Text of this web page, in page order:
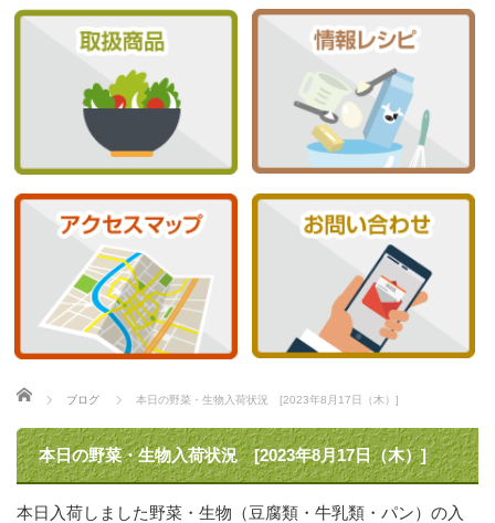
ホーム
ブログ 本日の野菜・生物入荷状況 [2023年8月17日（木）]
本日の野菜・生物入荷状況 [2023年8月17日（木）]
本日入荷しました野菜・生物（豆腐類・牛乳類・パン）の入